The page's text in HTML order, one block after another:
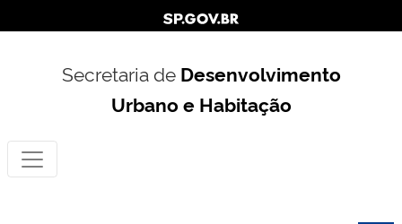
Secretaria de Desenvolvimento
Urbano e Habitação